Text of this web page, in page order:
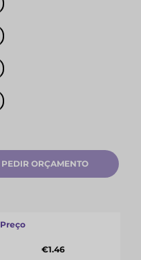
PEDIR ORÇAMENTO
Preço
€1.46